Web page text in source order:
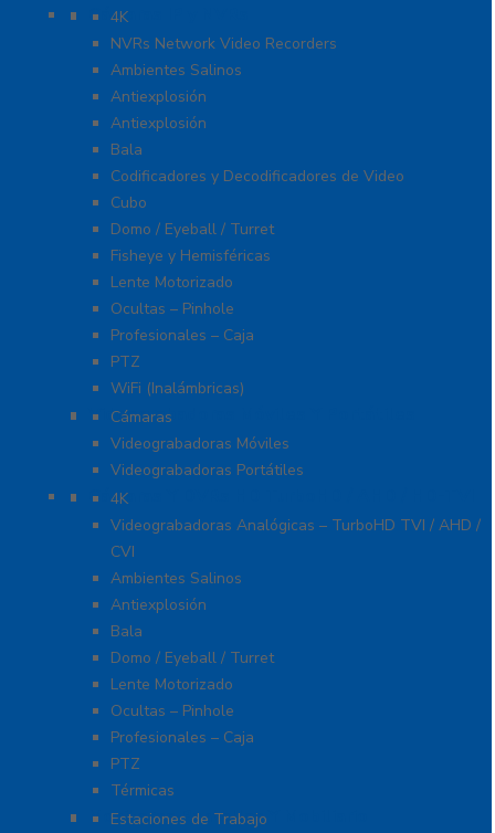
Cámaras IP y NVRs
4K
NVRs Network Video Recorders
Ambientes Salinos
Antiexplosión
Antiexplosión
Bala
Codificadores y Decodificadores de Video
Cubo
Domo / Eyeball / Turret
Fisheye y Hemisféricas
Lente Motorizado
Ocultas – Pinhole
Profesionales – Caja
PTZ
WiFi (Inalámbricas)
Videograbadoras Móviles Y Portátiles
Cámaras
Videograbadoras Móviles
Videograbadoras Portátiles
Cámaras Y DVRs HD TurboHD / AHD / HD-TVI
4K
Videograbadoras Analógicas – TurboHD TVI / AHD /
CVI
Ambientes Salinos
Antiexplosión
Bala
Domo / Eyeball / Turret
Lente Motorizado
Ocultas – Pinhole
Profesionales – Caja
PTZ
Térmicas
Monitores Pantallas Y Mobiliario
Estaciones de Trabajo